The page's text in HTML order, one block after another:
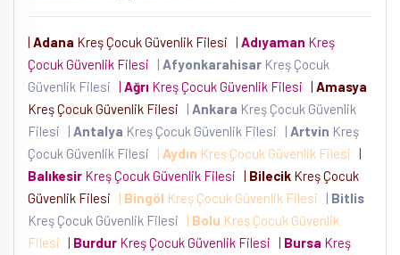
| Adana Kreş Çocuk Güvenlik Filesi | Adıyaman Kreş
Çocuk Güvenlik Filesi
| Afyonkarahisar Kreş Çocuk
Güvenlik Filesi | Ağrı Kreş Çocuk Güvenlik Filesi | Amasya
Kreş Çocuk Güvenlik Filesi
| Ankara Kreş Çocuk Güvenlik
Filesi
| Antalya Kreş Çocuk Güvenlik Filesi | Artvin Kreş
Çocuk Güvenlik Filesi
| Aydın Kreş Çocuk Güvenlik Filesi |
Balıkesir Kreş Çocuk Güvenlik Filesi | Bilecik Kreş Çocuk
Güvenlik Filesi
| Bingöl Kreş Çocuk Güvenlik Filesi | Bitlis
Kreş Çocuk Güvenlik Filesi
| Bolu Kreş Çocuk Güvenlik
Filesi | Burdur Kreş Çocuk Güvenlik Filesi | Bursa Kreş